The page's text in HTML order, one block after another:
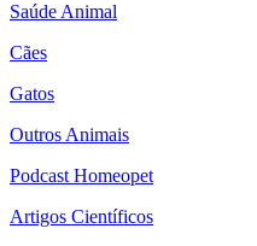
Saúde Animal
Cães
Gatos
Outros Animais
Podcast Homeopet
Artigos Científicos